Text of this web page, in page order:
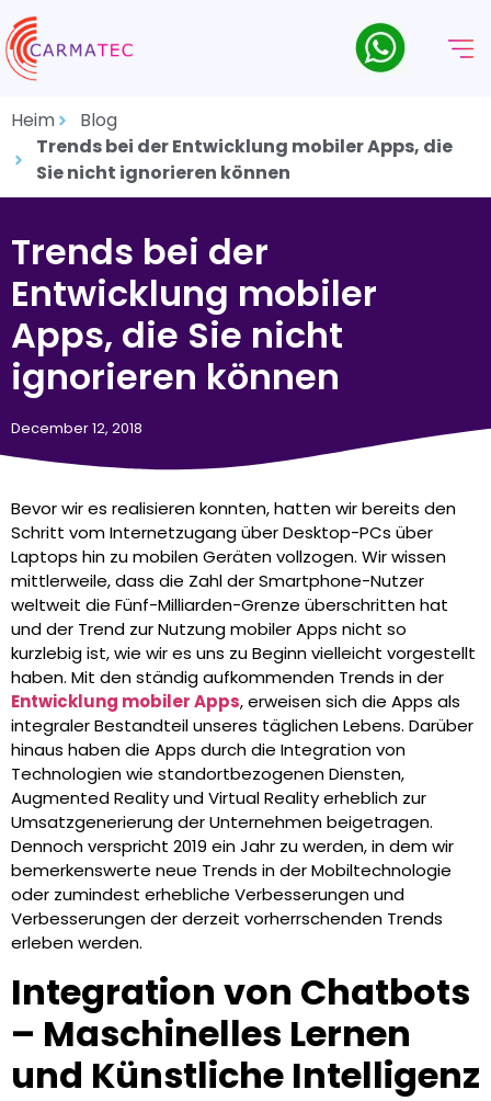
Heim
Blog
Trends bei der Entwicklung mobiler Apps, die
Sie nicht ignorieren können
Trends bei der
Entwicklung mobiler
Apps, die Sie nicht
ignorieren können
December 12, 2018
Bevor wir es realisieren konnten, hatten wir bereits den
Schritt vom Internetzugang über Desktop-PCs über
Laptops hin zu mobilen Geräten vollzogen. Wir wissen
mittlerweile, dass die Zahl der Smartphone-Nutzer
weltweit die Fünf-Milliarden-Grenze überschritten hat
und der Trend zur Nutzung mobiler Apps nicht so
kurzlebig ist, wie wir es uns zu Beginn vielleicht vorgestellt
haben. Mit den ständig aufkommenden Trends in der
Entwicklung mobiler Apps, erweisen sich die Apps als
integraler Bestandteil unseres täglichen Lebens. Darüber
hinaus haben die Apps durch die Integration von
Technologien wie standortbezogenen Diensten,
Augmented Reality und Virtual Reality erheblich zur
Umsatzgenerierung der Unternehmen beigetragen.
Dennoch verspricht 2019 ein Jahr zu werden, in dem wir
bemerkenswerte neue Trends in der Mobiltechnologie
oder zumindest erhebliche Verbesserungen und
Verbesserungen der derzeit vorherrschenden Trends
erleben werden.
Integration von Chatbots
– Maschinelles Lernen
und Künstliche Intelligenz